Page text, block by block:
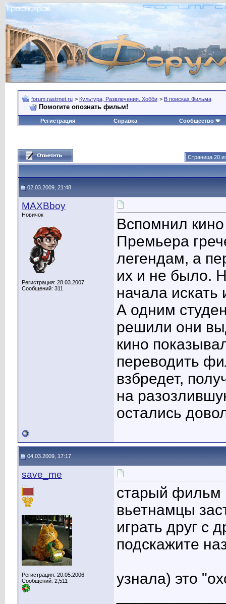
forum.rastrnet.ru > Культура, Развлечения, Хобби > В поисках Фильма
Помогите опознать фильм!
Регистрация Справка Сообщество
Страница 20
02.03.2009, 21:48
MAXBboy
Новичок
Регистрация: 28.03.2007
Сообщений: 311
Вспомнил
Премьера
легендам, а
их и не было.
начала искать
А одним
решили они
кино
переводить
взбредет,
на
остались
04.03.2009, 17:17
save_me
Регистрация: 20.05.2006
Сообщений: 2,511
старый фильм
вьетнамцы
играть друг с
подскажите
узнала) это